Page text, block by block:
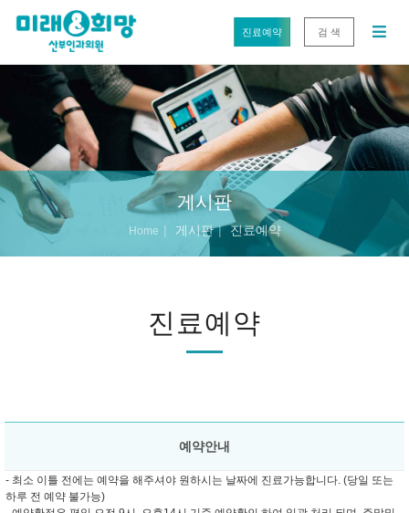
진료예약 검 색
게시판
Home 게시판 진료예약
진료예약
예약안내
- 최소 이틀 전에는 예약을 해주셔야 원하시는 날짜에 진료가능합니다. (당일 또는
하루 전 예약 불가능)